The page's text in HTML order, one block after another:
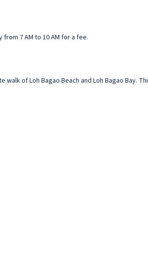
7 AM to 10 AM for a fee.
of Loh Bagao Beach and Loh Bagao Bay.